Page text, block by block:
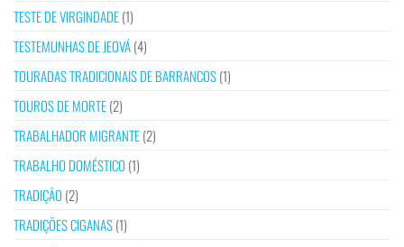
TESTE DE VIRGINDADE(1)
TESTEMUNHAS DE JEOVÁ(4)
TOURADAS TRADICIONAIS DE BARRANCOS(1)
TOUROS DE MORTE(2)
TRABALHADOR MIGRANTE(2)
TRABALHO DOMÉSTICO (1)
TRADIÇÃO (2)
TRADIÇÕES CIGANAS(1)